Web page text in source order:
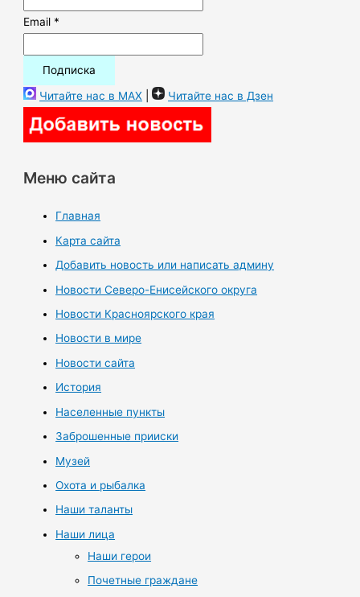
Email *
Читайте нас в MAX | Читайте нас в Дзен
Меню сайта
Главная
Карта сайта
Добавить новость или написать админу
Новости Северо-Енисейского округа
Новости Красноярского края
Новости в мире
Новости сайта
История
Населенные пункты
Заброшенные прииски
Музей
Охота и рыбалка
Наши таланты
Наши лица
Наши герои
Почетные граждане